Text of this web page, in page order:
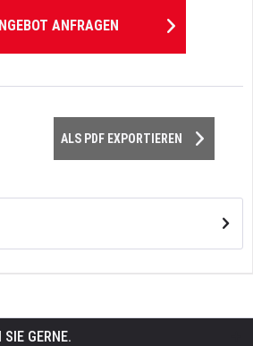
ANFRAGEN
ALS PDF EXPORTIEREN
SIE GERNE.